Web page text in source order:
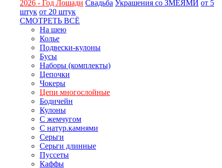
2026 - Год Лошади Свадьба Украшения со ЗМЕЯМИ от 5
штук от 20 штук
СМОТРЕТЬ ВСЁ
На шею
Колье
Подвески-кулоны
Бусы
Наборы (комплекты)
Цепочки
Чокеры
Цепи многослойные
Бодичейн
Кулоны
С жемчугом
С натур.камнями
Серьги
Серьги длинные
Пуссеты
Каффы